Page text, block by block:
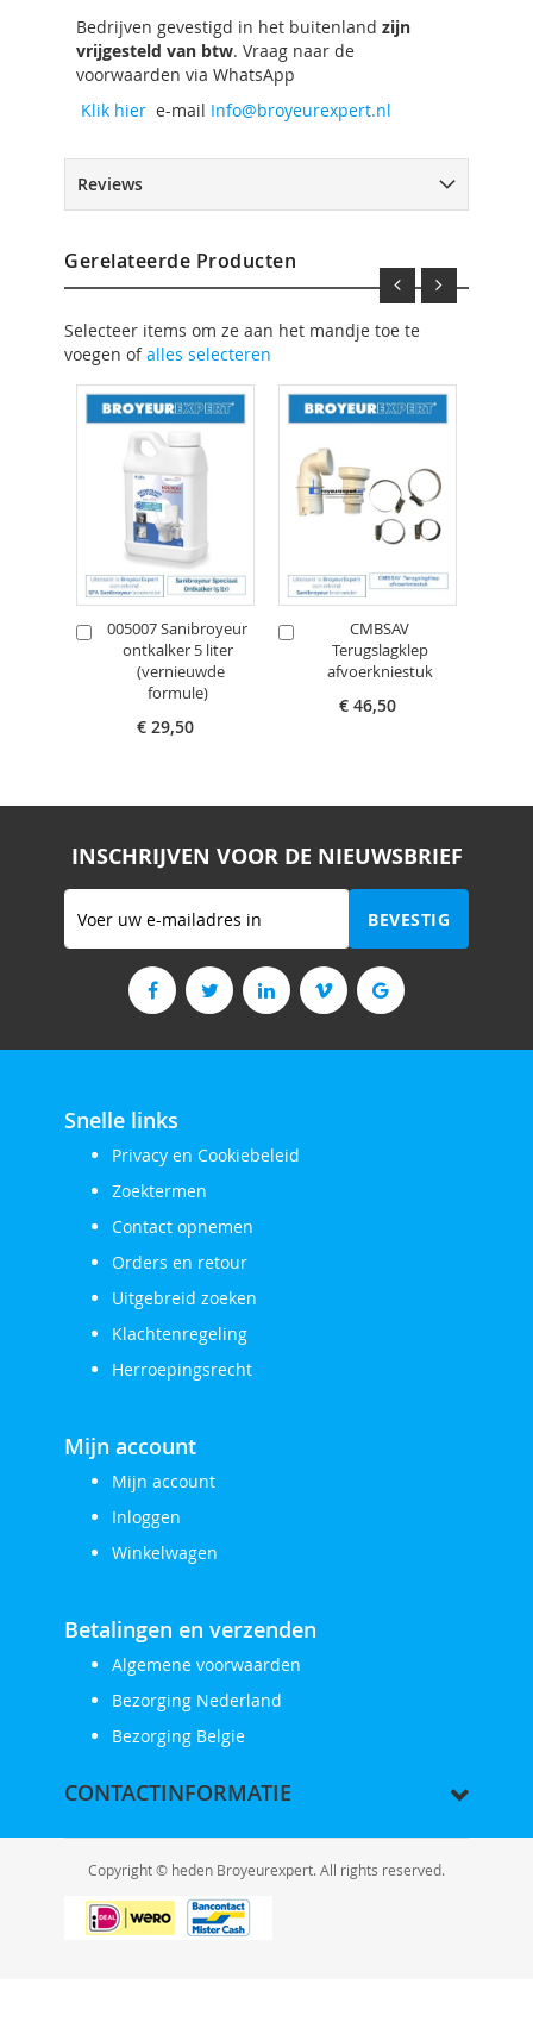
Bedrijven gevestigd in het buitenland zijn
vrijgesteld van btw. Vraag naar de
voorwaarden via WhatsApp
Klik hier e-mail Info@broyeurexpert.nl
Reviews
Gerelateerde Producten
Selecteer items om ze aan het mandje toe te
voegen ofalles selecteren
005007 Sanibroyeur
ontkalker 5 liter
(vernieuwde
formule)
€ 29,50
In
Winkelwagen
CMBSAV
Terugslagklep
afvoerkniestuk
€ 46,50
Winkelwagen
INSCHRIJVEN VOOR DE NIEUWSBRIEF
Abonneer
op
nieuwsbrief
BEVESTIG
Snelle links
Privacy en Cookiebeleid
Zoektermen
Contact opnemen
Orders en retour
Uitgebreid zoeken
Klachtenregeling
Herroepingsrecht
Mijn account
Mijn account
Inloggen
Winkelwagen
Betalingen en verzenden
Algemene voorwaarden
Bezorging Nederland
Bezorging Belgie
CONTACTINFORMATIE
Copyright © heden Broyeurexpert. All rights reserved.